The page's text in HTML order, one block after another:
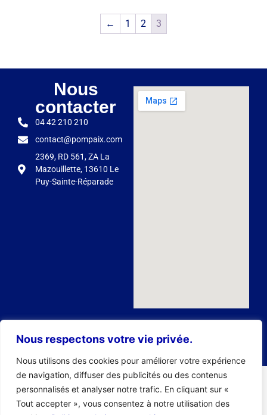
Nous respectons votre vie privée.
Nous utilisons des cookies pour améliorer votre expérience
de navigation, diffuser des publicités ou des contenus
personnalisés et analyser notre trafic. En cliquant sur «
Tout accepter », vous consentez à notre utilisation des
← 1 2 3
Nous
contacter
04 42 210 210
contact@pompaix.com
2369, RD 561, ZA La
Mazouillette, 13610 Le
Puy-Sainte-Réparade
© 2020 Pompaix |Mentions Légales|Conditions